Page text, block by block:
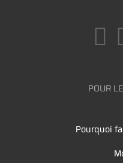
POUR
Pourquoi